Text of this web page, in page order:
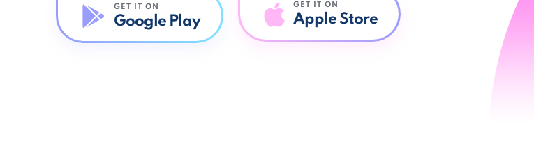
GET IT ON
Google Play
GET IT ON
Apple Store